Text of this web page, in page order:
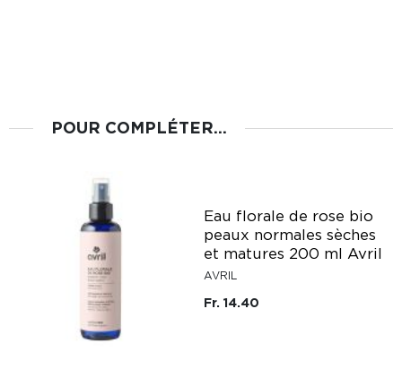
POUR COMPLÉTER...
Eau florale de rose bio
peaux normales sèches
et matures 200 ml Avril
AVRIL
Fr. 14.40